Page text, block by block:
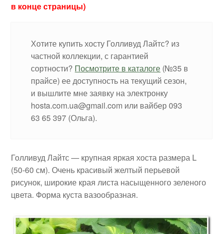
в конце страницы)
Хотите купить хосту Голливуд Лайтс? из
частной коллекции, с гарантией
сортности? Посмотрите в каталоге (№35 в
прайсе) ее доступность на текущий сезон,
и вышлите мне заявку на электронку
hosta.com.ua@gmail.com или вайбер 093
63 65 397 (Ольга).
Голливуд Лайтс — крупная яркая хоста размера L
(50-60 см). Очень красивый желтый перьевой
рисунок, широкие края листа насыщенного зеленого
цвета. Форма куста вазообразная.